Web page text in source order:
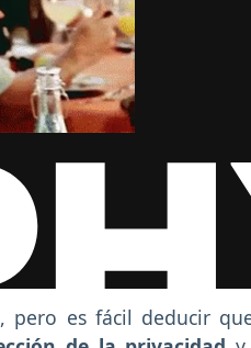
es fácil deducir